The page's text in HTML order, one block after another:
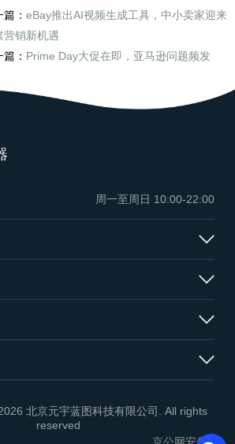
： eBay推出AI视频生成工具，中小卖家迎来
营销新机遇
： Prime Day大促在即，亚马逊问题频发
周一至周日 10:00-22:00
北京元宇蓝图科技有限公司. All rights
reserved